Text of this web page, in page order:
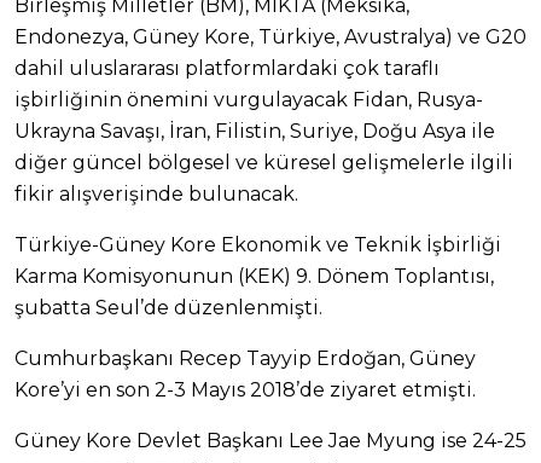
Birleşmiş Milletler (BM), MIKTA (Meksika,
Endonezya, Güney Kore, Türkiye, Avustralya) ve G20
dahil uluslararası platformlardaki çok taraflı
işbirliğinin önemini vurgulayacak Fidan, Rusya-
Ukrayna Savaşı, İran, Filistin, Suriye, Doğu Asya ile
diğer güncel bölgesel ve küresel gelişmelerle ilgili
fikir alışverişinde bulunacak.
Türkiye-Güney Kore Ekonomik ve Teknik İşbirliği
Karma Komisyonunun (KEK) 9. Dönem Toplantısı,
şubatta Seul’de düzenlenmişti.
Cumhurbaşkanı Recep Tayyip Erdoğan, Güney
Kore’yi en son 2-3 Mayıs 2018’de ziyaret etmişti.
Güney Kore Devlet Başkanı Lee Jae Myung ise 24-25